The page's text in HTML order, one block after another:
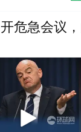
危急会议